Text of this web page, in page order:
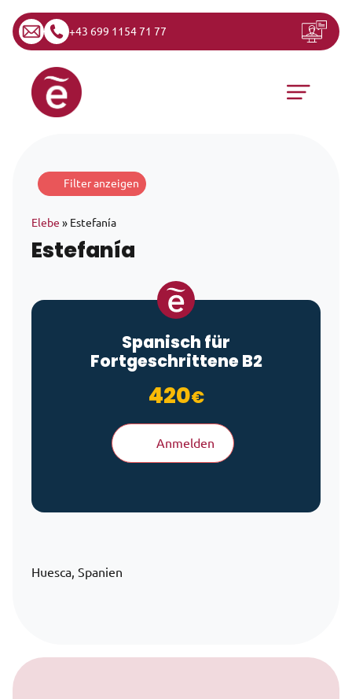
+43 699 1154 71 77
Zum Inhalt springen
Hauptnavigation
Filter anzeigen
Elebe » Estefanía
Estefanía
Spanisch für
Fortgeschrittene B2
420€
Anmelden
Huesca, Spanien
Zum Inhalt springen